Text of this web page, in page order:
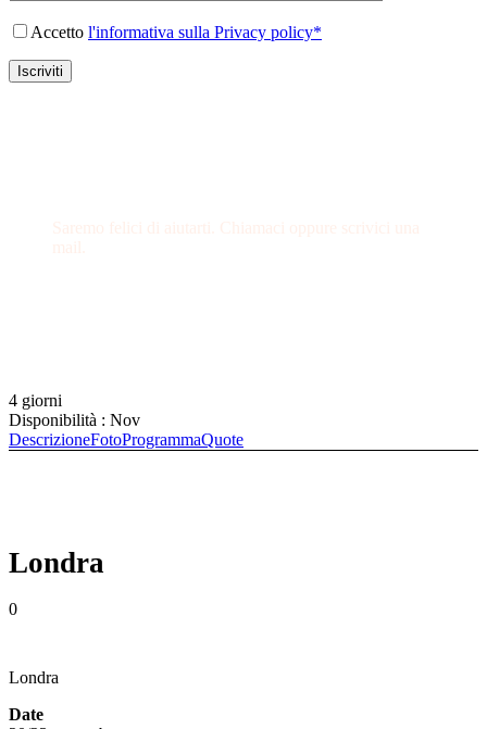
Accetto l'informativa sulla Privacy policy*
4 giorni
Disponibilità : Nov
DescrizioneFotoProgrammaQuote
Londra
0
Londra
Date